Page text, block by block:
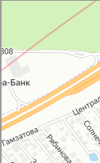
GM-City&VAG-Repair
Автосервис,
Магазин